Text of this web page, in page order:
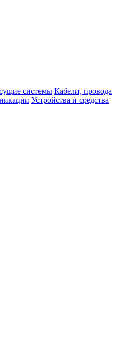
системы Кабели, провода
Устройства и средства